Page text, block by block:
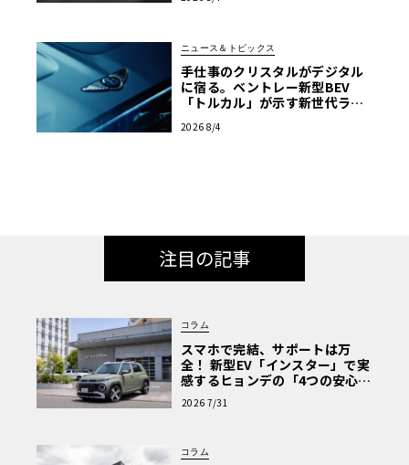
【画像38枚】
ニュース＆トピックス
手仕事のクリスタルがデジタル
に宿る。ベントレー新型BEV
「トルカル」が示す新世代ラグ
2026 8/4
注目の記事
コラム
スマホで完結、サポートは万
全！ 新型EV「インスター」で実
感するヒョンデの「4つの安心」
【第1回・ヒョンデ6つの疑問：
Why? Hyundai?】〈PR〉
2026 7/31
コラム